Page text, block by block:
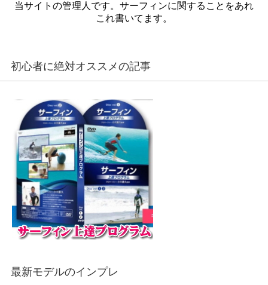
当サイトの管理人です。サーフィンに関することをあれ
これ書いてます。
初心者に絶対オススメの記事
最新モデルのインプレ